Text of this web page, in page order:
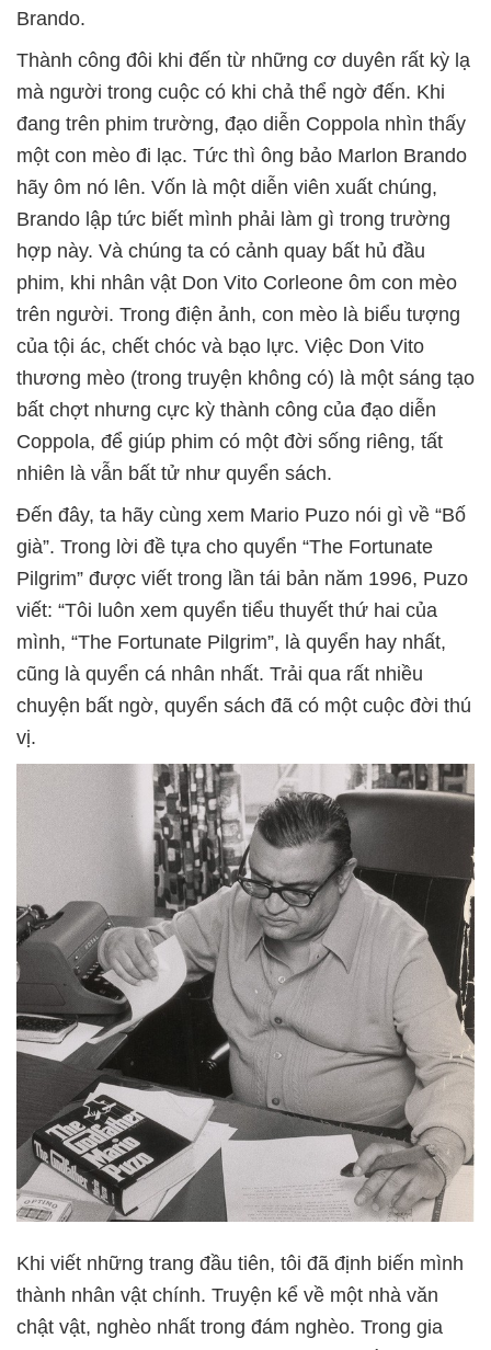
Brando.
Thành công đôi khi đến từ những cơ duyên rất kỳ lạ
mà người trong cuộc có khi chả thể ngờ đến. Khi
đang trên phim trường, đạo diễn Coppola nhìn thấy
một con mèo đi lạc. Tức thì ông bảo Marlon Brando
hãy ôm nó lên. Vốn là một diễn viên xuất chúng,
Brando lập tức biết mình phải làm gì trong trường
hợp này. Và chúng ta có cảnh quay bất hủ đầu
phim, khi nhân vật Don Vito Corleone ôm con mèo
trên người. Trong điện ảnh, con mèo là biểu tượng
của tội ác, chết chóc và bạo lực. Việc Don Vito
thương mèo (trong truyện không có) là một sáng tạo
bất chợt nhưng cực kỳ thành công của đạo diễn
Coppola, để giúp phim có một đời sống riêng, tất
nhiên là vẫn bất tử như quyển sách.
Đến đây, ta hãy cùng xem Mario Puzo nói gì về “Bố
già”. Trong lời đề tựa cho quyển “The Fortunate
Pilgrim” được viết trong lần tái bản năm 1996, Puzo
viết: “Tôi luôn xem quyển tiểu thuyết thứ hai của
mình, “The Fortunate Pilgrim”, là quyển hay nhất,
cũng là quyển cá nhân nhất. Trải qua rất nhiều
chuyện bất ngờ, quyển sách đã có một cuộc đời thú
vị.
Khi viết những trang đầu tiên, tôi đã định biến mình
thành nhân vật chính. Truyện kể về một nhà văn
chật vật, nghèo nhất trong đám nghèo. Trong gia